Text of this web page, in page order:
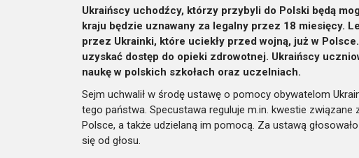
Ukraińscy uchodźcy, którzy przybyli do Polski będą
kraju będzie uznawany za legalny przez 18 miesięcy.
przez Ukrainki, które uciekły przed wojną, już w
uzyskać dostęp do opieki zdrowotnej. Ukraińscy
naukę w polskich szkołach oraz uczelniach.
Sejm uchwalił w środę ustawę o pomocy obywatelom
tego państwa. Specustawa reguluje m.in. kwestie
Polsce, a także udzielaną im pomocą. Za ustawą
się od głosu.